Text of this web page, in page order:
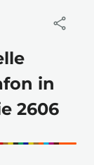
in
2606